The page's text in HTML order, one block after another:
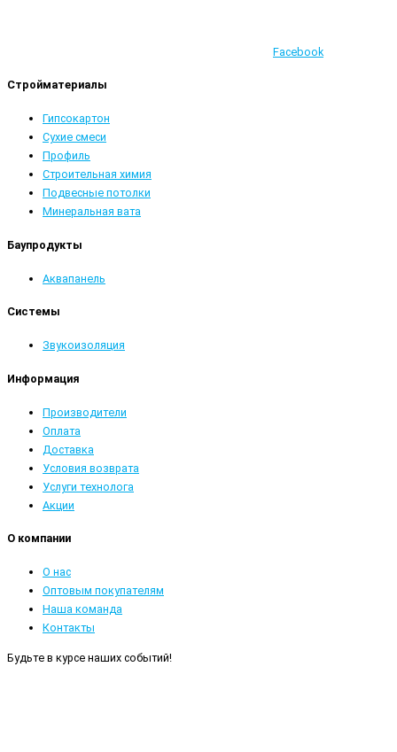
Facebook
Стройматериалы
Гипсокартон
Сухие смеси
Профиль
Строительная химия
Подвесные потолки
Минеральная вата
Баупродукты
Аквапанель
Системы
Звукоизоляция
Информация
Производители
Оплата
Доставка
Условия возврата
Услуги технолога
Акции
О компании
О нас
Оптовым покупателям
Наша команда
Контакты
Будьте в курсе наших событий!